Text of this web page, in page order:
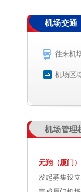
航空公司
机场交通
往来机
机场区
机场管理
元翔（厦门
发起募集设